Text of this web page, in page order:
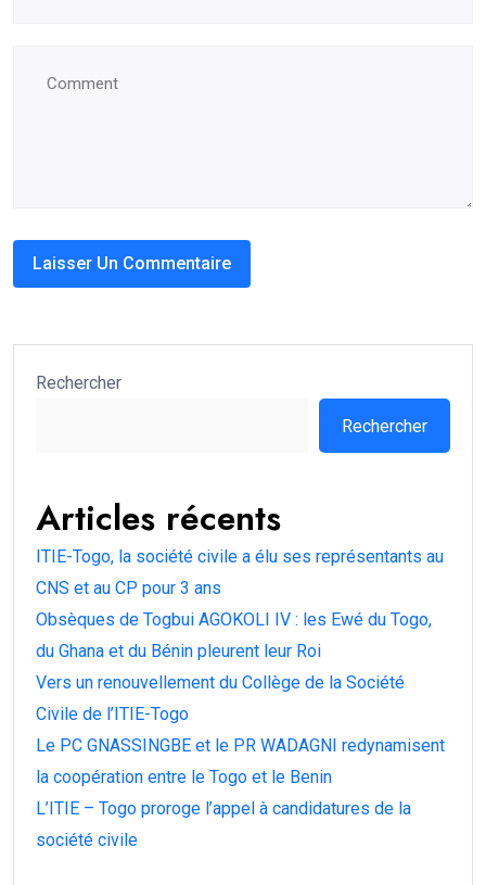
Rechercher
Rechercher
Articles récents
ITIE-Togo, la société civile a élu ses représentants au
CNS et au CP pour 3 ans
Obsèques de Togbui AGOKOLI IV : les Ewé du Togo,
du Ghana et du Bénin pleurent leur Roi
Vers un renouvellement du Collège de la Société
Civile de l’ITIE-Togo
Le PC GNASSINGBE et le PR WADAGNI redynamisent
la coopération entre le Togo et le Benin
L’ITIE – Togo proroge l’appel à candidatures de la
société civile